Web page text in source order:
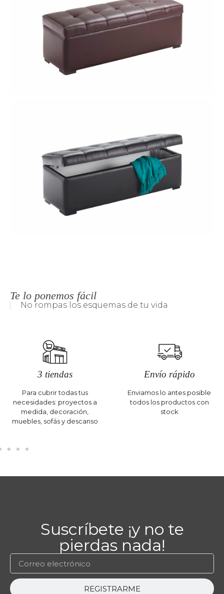
Te lo ponemos fácil
No rompas los esquemas de tu vida
3 tiendas
Para cubrir todas tus
necesidades: proyectos a
medida, decoración,
muebles, sofás y descanso
Envío rápido
Enviamos lo antes posible
todos los productos con
stock
Suscríbete ¡y no te
pierdas nada!
REGISTRARME